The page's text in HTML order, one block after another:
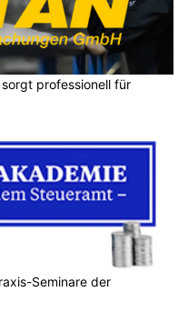
professionell für
Seminare der